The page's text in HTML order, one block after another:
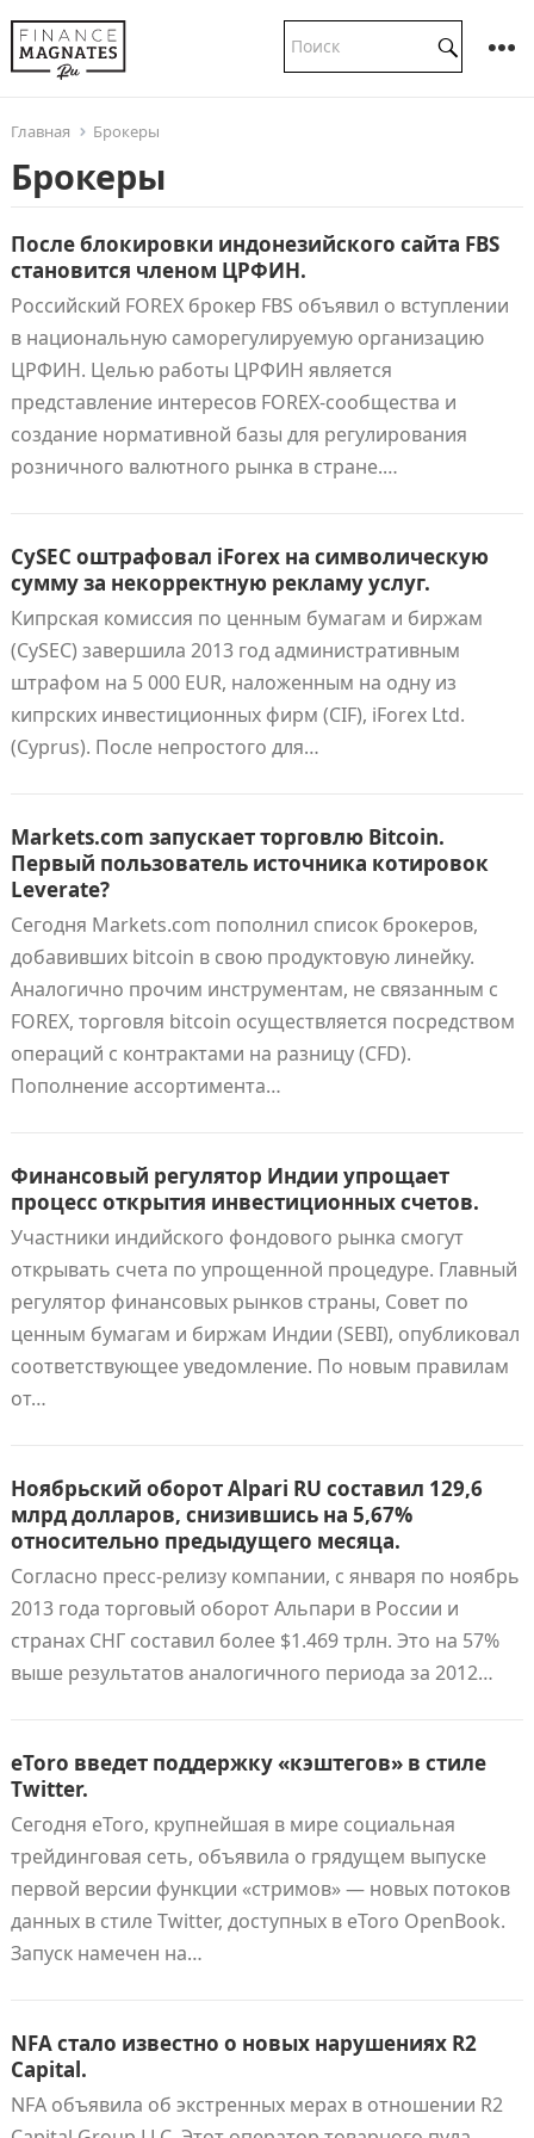
Главная Брокеры
Брокеры
После блокировки индонезийского сайта FBS
становится членом ЦРФИН.
Российский FOREX брокер FBS объявил о вступлении
в национальную саморегулируемую организацию
ЦРФИН. Целью работы ЦРФИН является
представление интересов FOREX-сообщества и
создание нормативной базы для регулирования
розничного валютного рынка в стране.…
CySEC оштрафовал iForex на символическую
сумму за некорректную рекламу услуг.
Кипрская комиссия по ценным бумагам и биржам
(CySEC) завершила 2013 год административным
штрафом на 5 000 EUR, наложенным на одну из
кипрских инвестиционных фирм (CIF), iForex Ltd.
(Cyprus). После непростого для…
Markets.com запускает торговлю Bitcoin.
Первый пользователь источника котировок
Leverate?
Сегодня Markets.com пополнил список брокеров,
добавивших bitcoin в свою продуктовую линейку.
Аналогично прочим инструментам, не связанным с
FOREX, торговля bitcoin осуществляется посредством
операций с контрактами на разницу (CFD).
Пополнение ассортимента…
Финансовый регулятор Индии упрощает
процесс открытия инвестиционных счетов.
Участники индийского фондового рынка смогут
открывать счета по упрощенной процедуре. Главный
регулятор финансовых рынков страны, Совет по
ценным бумагам и биржам Индии (SEBI), опубликовал
соответствующее уведомление. По новым правилам
от…
Ноябрьский оборот Alpari RU составил 129,6
млрд долларов, снизившись на 5,67%
относительно предыдущего месяца.
Согласно пресс-релизу компании, с января по ноябрь
2013 года торговый оборот Альпари в России и
странах СНГ составил более $1.469 трлн. Это на 57%
выше результатов аналогичного периода за 2012…
eToro введет поддержку «кэштегов» в стиле
Twitter.
Сегодня eToro, крупнейшая в мире социальная
трейдинговая сеть, объявила о грядущем выпуске
первой версии функции «стримов» — новых потоков
данных в стиле Twitter, доступных в eToro OpenBook.
Запуск намечен на…
NFA стало известно о новых нарушениях R2
Capital.
NFA объявила об экстренных мерах в отношении R2